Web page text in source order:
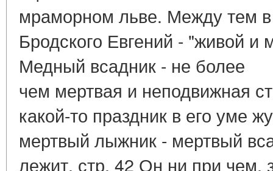
мраморном льве. Между тем
Бродского Евгений - "живой и
Медный всадник - не более
чем мертвая и неподвижная
какой-то праздник в его уме
мертвый лыжник - мертвый
лежит. стр. 42 Он ни при чем,